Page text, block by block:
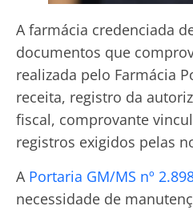
A farmácia credenciada
documentos que
realizada pelo Farmácia
receita, registro da
fiscal, comprovante
registros exigidos pelas
A Portaria GM/MS nº
necessidade de